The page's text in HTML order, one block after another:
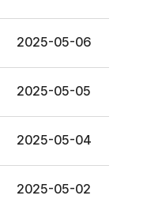
2025-05-06
2025-05-05
2025-05-04
2025-05-02